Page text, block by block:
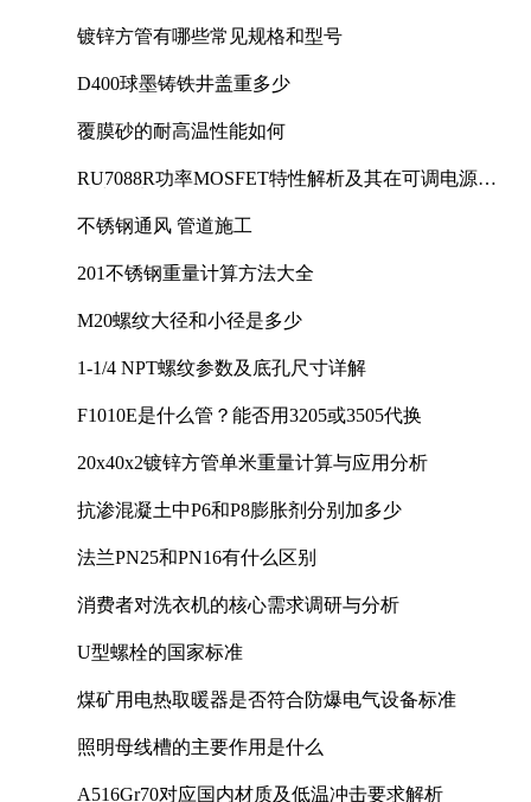
镀锌方管有哪些常见规格和型号
D400球墨铸铁井盖重多少
覆膜砂的耐高温性能如何
RU7088R功率MOSFET特性解析及其在可调电源设
不锈钢通风 管道施工
201不锈钢重量计算方法大全
M20螺纹大径和小径是多少
1-1/4 NPT螺纹参数及底孔尺寸详解
F1010E是什么管？能否用3205或3505代换
20x40x2镀锌方管单米重量计算与应用分析
抗渗混凝土中P6和P8膨胀剂分别加多少
法兰PN25和PN16有什么区别
消费者对洗衣机的核心需求调研与分析
U型螺栓的国家标准
煤矿用电热取暖器是否符合防爆电气设备标准
照明母线槽的主要作用是什么
A516Gr70对应国内材质及低温冲击要求解析